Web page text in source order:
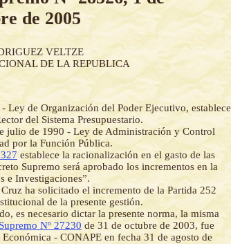
de 2005
VELTZE
DE LA REPUBLICA
Ley de Organización del Poder Ejecutivo, establece
del Sistema Presupuestario.
julio de 1990 - Ley de Administración y Control
por la Función Pública.
establece la racionalización en el gasto de las
Supremo será aprobado los incrementos en la
e Investigaciones”.
ha solicitado el incremento de la Partida 252
de la presente gestión.
es necesario dictar la presente norma, la misma
Nº 27230 de 31 de octubre de 2003, fue
- CONAPE en fecha 31 de agosto de